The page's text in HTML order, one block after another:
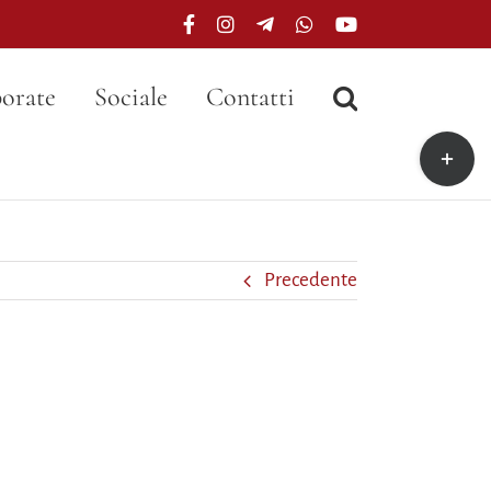
FacebookInstagramTelegramWhatsAppYouTube
Sociale Contatti
Precedente
Toggle
area
barra